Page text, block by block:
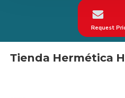
Request
Tienda Hermética